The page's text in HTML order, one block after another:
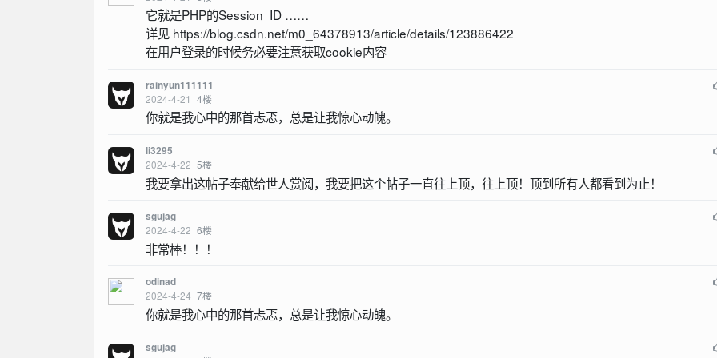
它就是PHP的Session ID ……
详见 https://blog.csdn.net/m0_64378913/article/details/123886422
在用户登录的时候务必要注意获取cookie内容
rainyun111111
2024-4-21 4楼
你就是我心中的那首忐忑，总是让我惊心动魄。
li3295
2024-4-22 5楼
我要拿出这帖子奉献给世人赏阅，我要把这个帖子一直往上顶，往上顶！顶到所有人都看到为止！
sgujag
2024-4-22 6楼
非常棒！！！
odinad
2024-4-24 7楼
你就是我心中的那首忐忑，总是让我惊心动魄。
sgujag